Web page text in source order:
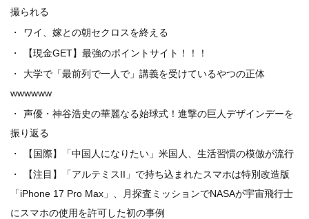
撮られる
ワイ、嫁との朝セクロスを終える
【現金GET】最強のポイントサイト！！！
大学で「最前列で一人で」講義を受けているやつの正体
wwwwww
声優・神谷浩史の華麗なる始球式！進撃の巨人デザインデーを
振り返る
【国際】「中国人になりたい」米国人、生活習慣の模倣が流行
【注目】「アルテミスII」で持ち込まれたスマホは特別改造版
「iPhone 17 Pro Max」、月探査ミッションでNASAが宇宙飛行士
にスマホの使用を許可した初の事例